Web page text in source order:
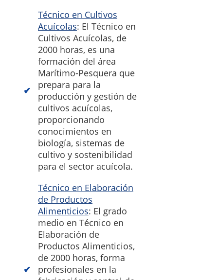
Técnico en Cultivos
Acuícolas: El Técnico en
Cultivos Acuícolas, de
2000 horas, es una
formación del área
Marítimo-Pesquera que
prepara para la
producción y gestión de
cultivos acuícolas,
proporcionando
conocimientos en
biología, sistemas de
cultivo y sostenibilidad
para el sector acuícola.
Técnico en Elaboración
de Productos
Alimenticios: El grado
medio en Técnico en
Elaboración de
Productos Alimenticios,
de 2000 horas, forma
profesionales en la